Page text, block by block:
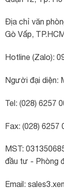
Địa chỉ văn
Gò Vấp, TP.HCM
Hotline (Zalo):
Người đại diện:
Tel: (028)
Fax: (028) 6257
MST:
đầu tư - Phòng
Email: